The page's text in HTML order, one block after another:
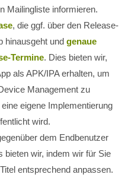
Mailingliste informieren.
, die ggf. über den Release-
hinausgeht und genaue
Termine. Dies bieten wir,
als APK/IPA erhalten, um
Management zu
eigene Implementierung
wird.
dem Endbenutzer
bieten wir, indem wir für Sie
entsprechend anpassen.